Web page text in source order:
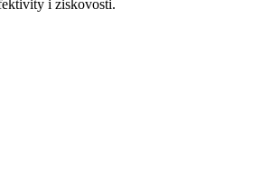
i ziskovosti.